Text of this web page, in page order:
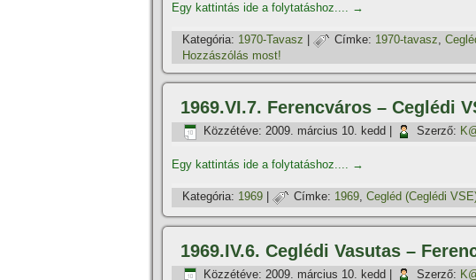
Egy kattintás ide a folytatáshoz.... →
Kategória: 1970-Tavasz Címke: 1970-tavasz,
Hozzászólás most!
1969.VI.7. Ferencváros – Ceglédi
Közzétéve: 2009. március 10. kedd Szerző:
Egy kattintás ide a folytatáshoz.... →
Kategória: 1969 Címke: 1969, Cegléd (Ceglédi
1969.IV.6. Ceglédi Vasutas –
Közzétéve: 2009. március 10. kedd Szerző: